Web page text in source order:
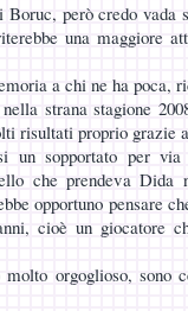
Boruc, però credo
una maggiore
a chi ne ha poca,
strana stagione
risultati proprio grazie
un sopportato per
che prendeva Dida
opportuno pensare
cioè un giocatore
orgoglioso, sono